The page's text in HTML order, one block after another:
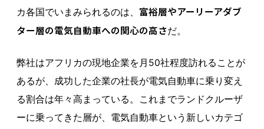
カ各国でいまみられるのは、 富裕層やアーリーアダブ
ター層の電気自動車への関心の高さだ。
弊社はアフリカの現地企業を月50社程度訪れることが
あるが、成功した企業の社長が電気自動車に乗り変え
る割合は年々高まっている。これまでランドクルーザ
ーに乗ってきた層が、電気自動車という新しいカテゴ